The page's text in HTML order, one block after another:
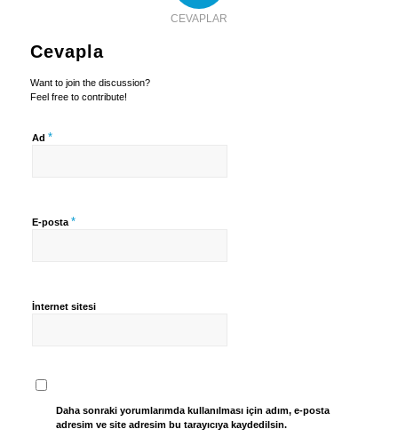
CEVAPLAR
Cevapla
Want to join the discussion?
Feel free to contribute!
Ad *
E-posta *
İnternet sitesi
Daha sonraki yorumlarımda kullanılması için adım, e-posta
adresim ve site adresim bu tarayıcıya kaydedilsin.